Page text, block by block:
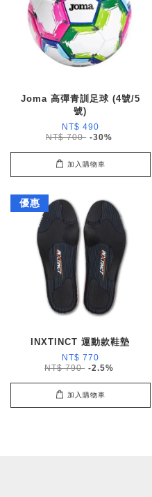
Joma 高彈青訓足球 (4號/5
號)
NT$ 490
NT$ 700 -30%
加入購物車
優惠
INXTINCT 運動款鞋墊
NT$ 770
NT$ 790 -2.5%
加入購物車